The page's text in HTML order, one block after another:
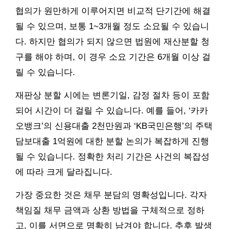
협의가 원만하게 이루어지면 비교적 단기간에 해결
될 수 있으며, 보통 1~3개월 정도 소요될 수 있습니
다. 하지만 협의가 되지 않으면 법원에 재산분할 청
구를 해야 하며, 이 경우 소요 기간은 6개월 이상 걸
릴 수 있습니다.
재판상 분할 시에는 변론기일, 감정 절차 등이 포함
되어 시간이 더 걸릴 수 있습니다. 예를 들어, ‘카카
오뱅크’의 신용대출 2천만원과 ‘KB국민은행’의 주택
담보대출 1억원에 대한 분할 논의가 복잡하게 진행
될 수 있습니다. 정확한 처리 기간은 사건의 복잡성
에 따라 크게 달라집니다.
가장 중요한 것은 채무 분담의 명확성입니다. 각자
책임질 채무 금액과 상환 방법을 구체적으로 정하
고, 이를 서면으로 명확히 남겨야 합니다. 추후 발생